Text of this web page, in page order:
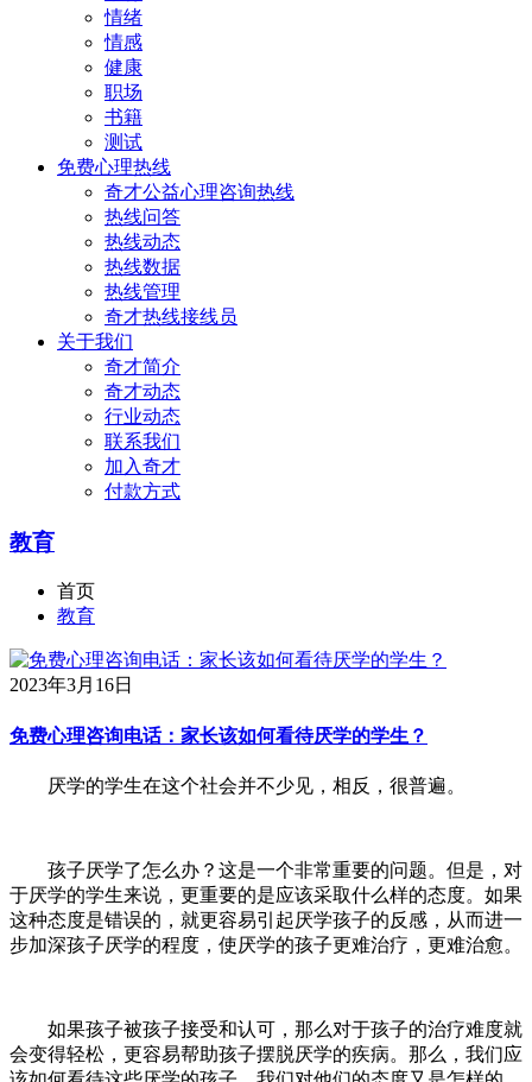
情绪
情感
健康
职场
书籍
测试
免费心理热线
奇才公益心理咨询热线
热线问答
热线动态
热线数据
热线管理
奇才热线接线员
关于我们
奇才简介
奇才动态
行业动态
联系我们
加入奇才
付款方式
教育
首页
教育
2023年3月16日
免费心理咨询电话：家长该如何看待厌学的学生？
厌学的学生在这个社会并不少见，相反，很普遍。
孩子厌学了怎么办？这是一个非常重要的问题。但是，对
于厌学的学生来说，更重要的是应该采取什么样的态度。如果
这种态度是错误的，就更容易引起厌学孩子的反感，从而进一
步加深孩子厌学的程度，使厌学的孩子更难治疗，更难治愈。
如果孩子被孩子接受和认可，那么对于孩子的治疗难度就
会变得轻松，更容易帮助孩子摆脱厌学的疾病。那么，我们应